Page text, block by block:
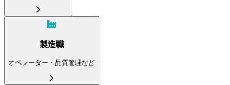
製造職
オペレーター・品質管理など